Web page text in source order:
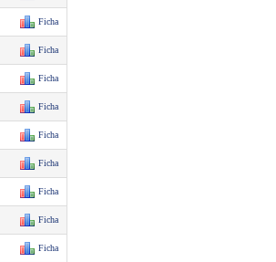
Ficha
Ficha
Ficha
Ficha
Ficha
Ficha
Ficha
Ficha
Ficha